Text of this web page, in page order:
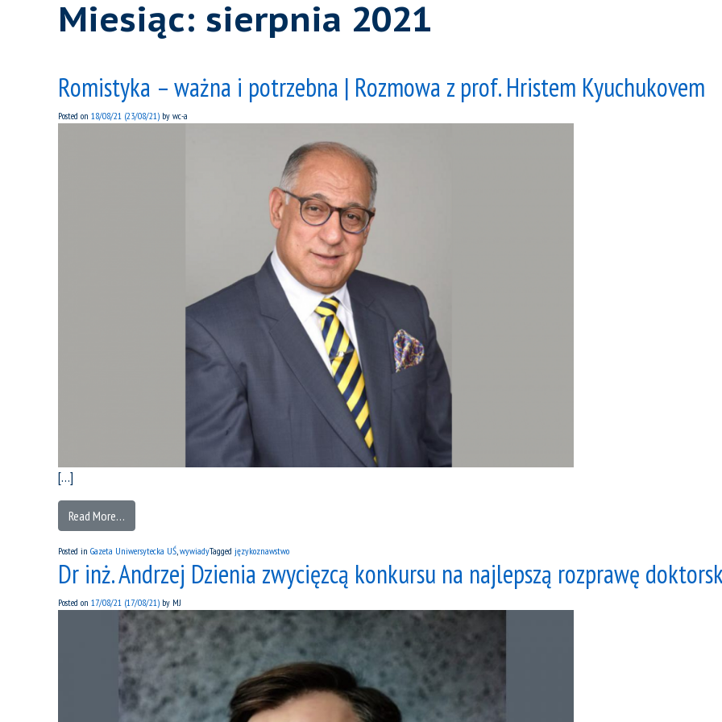
Miesiąc: sierpnia 2021
Romistyka – ważna i potrzebna | Rozmowa z prof. Hristem Kyuchukovem
Posted on 18/08/21 (23/08/21) by wc-a
[…]
Read More…
Posted in Gazeta Uniwersytecka UŚ wywiadyTagged językoznawstwo
Dr inż. Andrzej Dzienia zwycięzcą konkursu na najlepszą rozprawę
Posted on 17/08/21 (17/08/21) by MJ